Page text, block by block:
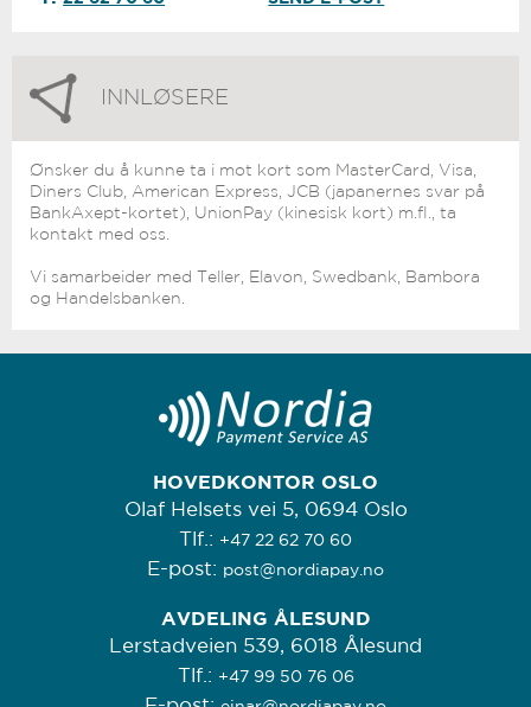
INNLØSERE
Ønsker du å kunne ta i mot kort som MasterCard, Visa,
Diners Club, American Express, JCB (japanernes svar på
BankAxept-kortet), UnionPay (kinesisk kort) m.fl., ta
kontakt med oss.
Vi samarbeider med Teller, Elavon, Swedbank, Bambora
og Handelsbanken.
HOVEDKONTOR OSLO
Olaf Helsets vei 5, 0694 Oslo
Tlf.: +47 22 62 70 60
E-post: post@nordiapay.no
AVDELING ÅLESUND
Lerstadveien 539, 6018 Ålesund
Tlf.: +47 99 50 76 06